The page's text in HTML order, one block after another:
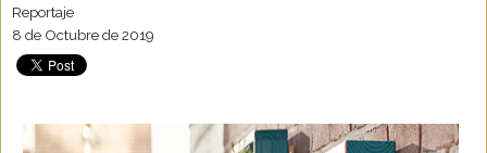
Reportaje
8 de Octubre de 2019